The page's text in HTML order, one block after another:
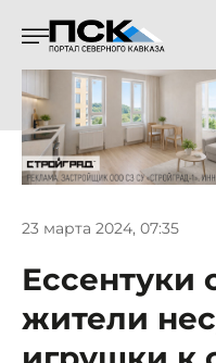
23 марта 2024, 07:35
Ессентуки
жители